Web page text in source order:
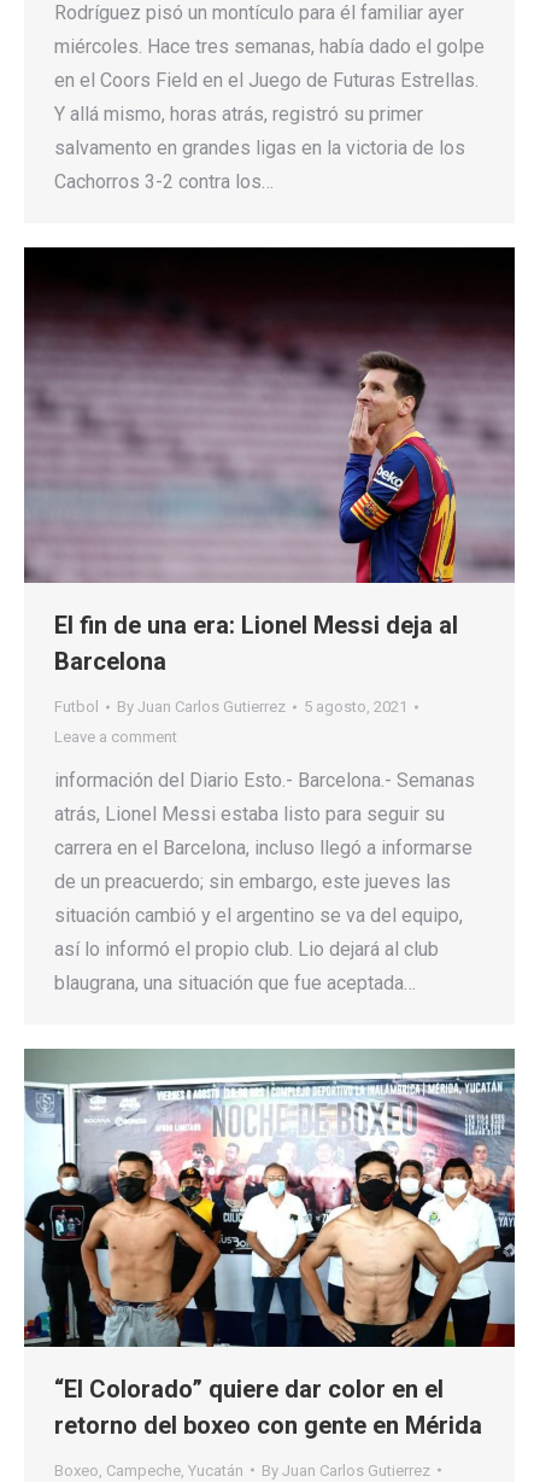
Rodríguez pisó un montículo para él familiar ayer
miércoles. Hace tres semanas, había dado el golpe
en el Coors Field en el Juego de Futuras Estrellas.
Y allá mismo, horas atrás, registró su primer
salvamento en grandes ligas en la victoria de los
Cachorros 3-2 contra los…
El fin de una era: Lionel Messi deja al
Barcelona
Futbol By Juan Carlos Gutierrez
5 agosto, 2021
Leave a comment
información del Diario Esto.- Barcelona.- Semanas
atrás, Lionel Messi estaba listo para seguir su
carrera en el Barcelona, incluso llegó a informarse
de un preacuerdo; sin embargo, este jueves las
situación cambió y el argentino se va del equipo,
así lo informó el propio club. Lio dejará al club
blaugrana, una situación que fue aceptada…
“El Colorado” quiere dar color en el
retorno del boxeo con gente en Mérida
Boxeo Campeche Yucatán By Juan Carlos Gutierrez